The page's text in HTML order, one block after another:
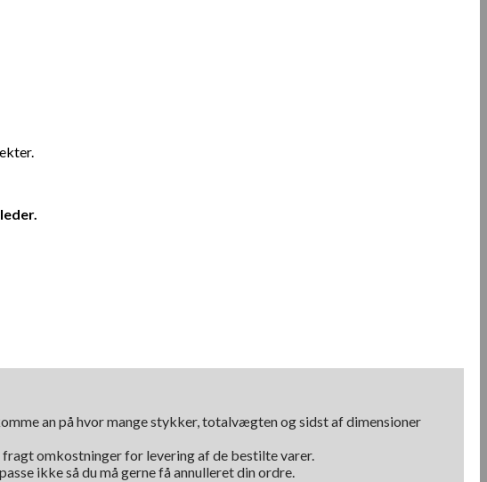
an på hvor mange stykker, totalvægten og sidst af dimensioner
omkostninger for levering af de bestilte varer.
ikke så du må gerne få annulleret din ordre.